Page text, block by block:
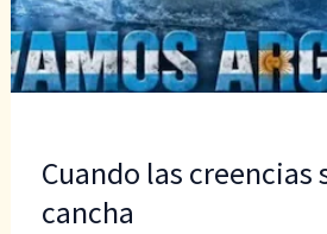
Cuando las creencias
cancha